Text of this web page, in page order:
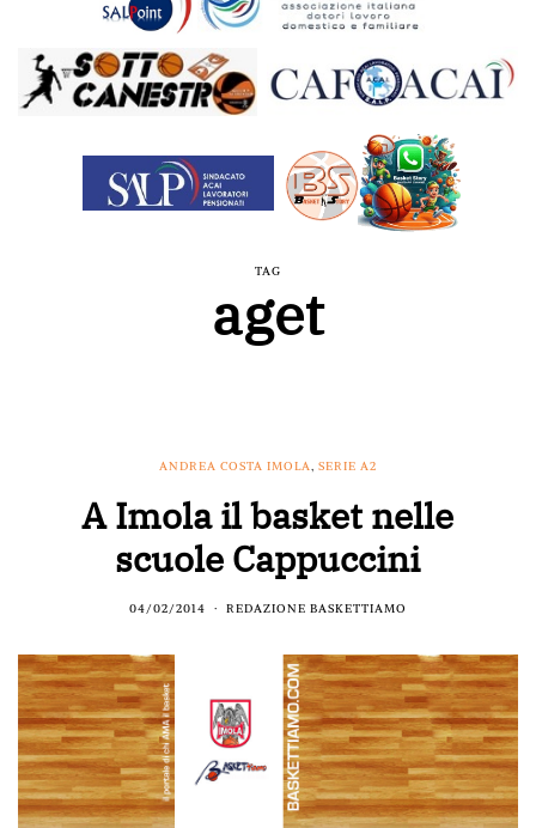
TAG
aget
ANDREA COSTA IMOLA, SERIE A2
A Imola il basket nelle
scuole Cappuccini
04/02/2014 REDAZIONE BASKETTIAMO